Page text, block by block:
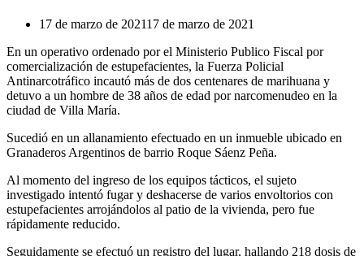
17 de marzo de 202117 de marzo de 2021
En un operativo ordenado por el Ministerio Publico Fiscal por
comercialización de estupefacientes, la Fuerza Policial
Antinarcotráfico incautó más de dos centenares de marihuana y
detuvo a un hombre de 38 años de edad por narcomenudeo en la
ciudad de Villa María.
Sucedió en un allanamiento efectuado en un inmueble ubicado en
Granaderos Argentinos de barrio Roque Sáenz Peña.
Al momento del ingreso de los equipos tácticos, el sujeto
investigado intentó fugar y deshacerse de varios envoltorios con
estupefacientes arrojándolos al patio de la vivienda, pero fue
rápidamente reducido.
Seguidamente se efectuó un registro del lugar, hallando 218 dosis de